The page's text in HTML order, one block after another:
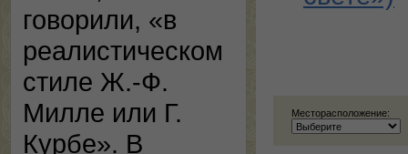
говорили, «в
реалистическом
стиле Ж.-Ф.
Милле или Г.
Курбе». В
Месторасположение: